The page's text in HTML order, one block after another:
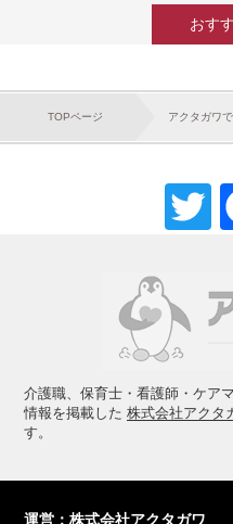
おす
TOPページ アクタガワ
介護職、保育士・看護師・ケア
情報を掲載した株式会社アクタ
す。
運営：株式会社アクタガワ